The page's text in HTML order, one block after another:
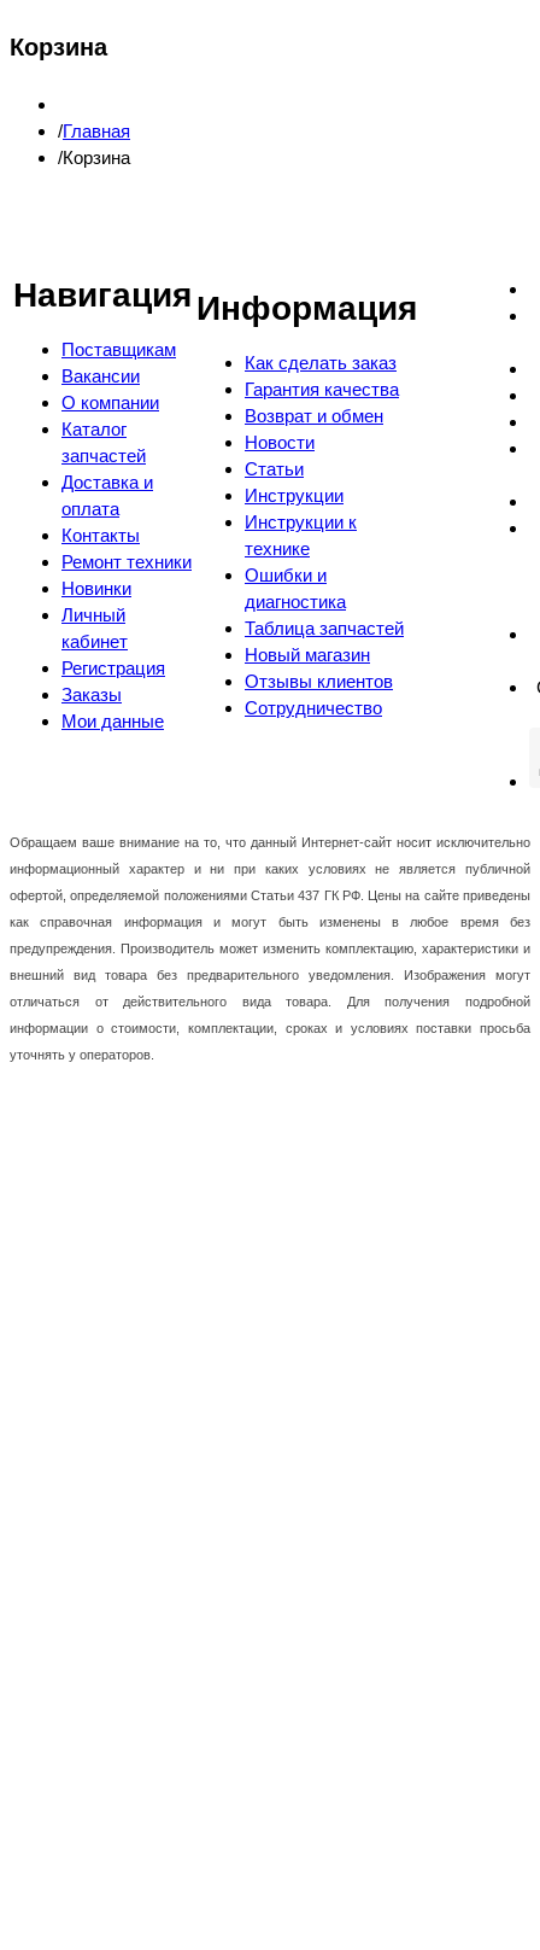
Корзина
Главная
Корзина
Навигация
Поставщикам
Вакансии
О компании
Каталог
запчастей
Доставка и
оплата
Контакты
Ремонт техники
Новинки
Личный
кабинет
Регистрация
Заказы
Мои данные
Информация
Как сделать заказ
Гарантия качества
Возврат и обмен
Новости
Статьи
Инструкции
Инструкции к
технике
Ошибки и
диагностика
Таблица запчастей
Новый магазин
Отзывы клиентов
Сотрудничество
Обращаем ваше внимание на то, что данный Интернет-сайт носит исключительно
информационный характер и ни при каких условиях не является публичной
офертой, определяемой положениями Статьи 437 ГК РФ. Цены на сайте приведены
как справочная информация и могут быть изменены в любое время без
предупреждения. Производитель может изменить комплектацию, характеристики и
внешний вид товара без предварительного уведомления. Изображения могут
отличаться от действительного вида товара. Для получения подробной
информации о стоимости, комплектации, сроках и условиях поставки просьба
уточнять у операторов.